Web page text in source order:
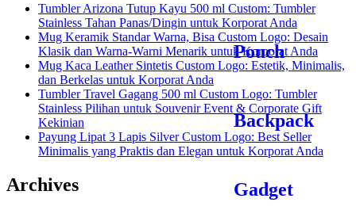
Pouch
Backpack
Gadget
Tumbler Arizona Tutup Kayu 500 ml Custom: Tumbler
Stainless Tahan Panas/Dingin untuk Korporat Anda
Mug Keramik Standar Warna, Bisa Custom Logo: Desain
Klasik dan Warna-Warni Menarik untuk Korporat Anda
Mug Kaca Leather Sintetis Custom Logo: Estetik, Minimalis,
dan Berkelas untuk Korporat Anda
Tumbler Travel Gagang 500 ml Custom Logo: Tumbler
Stainless Pilihan untuk Souvenir Event & Corporate Gift
Kekinian
Payung Lipat 3 Lapis Silver Custom Logo: Best Seller
Minimalis yang Praktis dan Elegan untuk Korporat Anda
Archives